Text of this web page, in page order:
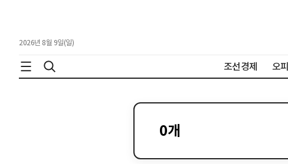
2026년 8월 9일(일)
조선경제 오
0개